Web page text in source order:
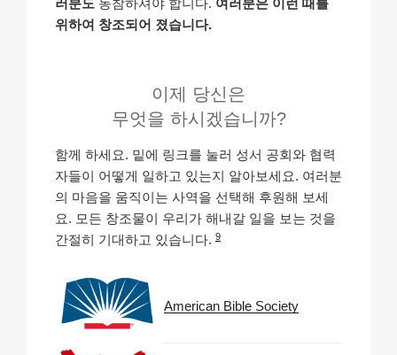
러분도 동참하셔야 합니다. 여러분은 이런 때를
위하여 창조되어 졌습니다.
이제 당신은
무엇을 하시겠습니까?
함께 하세요. 밑에 링크를 눌러 성서 공회와 협력
자들이 어떻게 일하고 있는지 알아보세요. 여러분
의 마음을 움직이는 사역을 선택해 후원해 보세
요. 모든 창조물이 우리가 해내갈 일을 보는 것을
간절히 기대하고 있습니다. 9
American Bible Society